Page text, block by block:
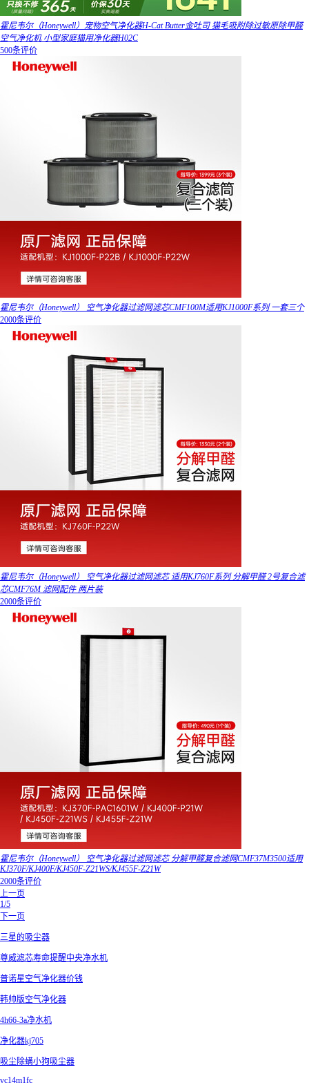
霍尼韦尔（Honeywell）宠物空气净化器H-Cat Butter金吐司 猫毛吸附除过敏原除甲醛
空气净化机 小型家庭猫用净化器H02C
500条评价
霍尼韦尔（Honeywell） 空气净化器过滤网滤芯CMF100M适用KJ1000F系列 一套三个
2000条评价
霍尼韦尔（Honeywell） 空气净化器过滤网滤芯 适用KJ760F系列 分解甲醛 2号复合滤
芯CMF76M 滤网配件 两片装
2000条评价
霍尼韦尔（Honeywell） 空气净化器过滤网滤芯 分解甲醛复合滤网CMF37M3500适用
KJ370F/KJ400F/KJ450F-Z21WS/KJ455F-Z21W
2000条评价
上一页
1/5
下一页
三星的吸尘器
尊威滤芯寿命提醒中央净水机
普诺星空气净化器价钱
韩帅版空气净化器
4h66-3a净水机
净化器kj705
吸尘除螨小狗吸尘器
vc14m1fc